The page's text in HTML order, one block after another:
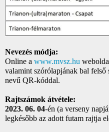
Nevezés módja:
Online a www.mvsz.hu
valamint szórólapjának bal felső
nevű QR-kóddal.
Rajtszámok átvétele:
2023. 06. 04-én (a verseny
legkésőbb az adott futam rajtja